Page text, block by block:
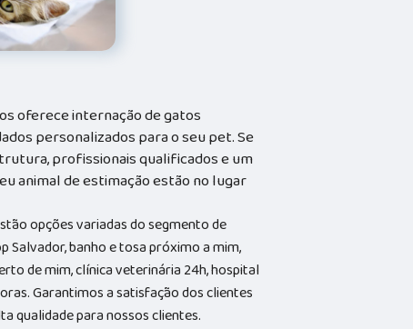
oferece internação de gatos
personalizados para o seu pet. Se
profissionais qualificados e um
animal de estimação estão no lugar
opções variadas do segmento de
Salvador, banho e tosa próximo a mim,
de mim, clínica veterinária 24h, hospital
Garantimos a satisfação dos clientes
qualidade para nossos clientes.